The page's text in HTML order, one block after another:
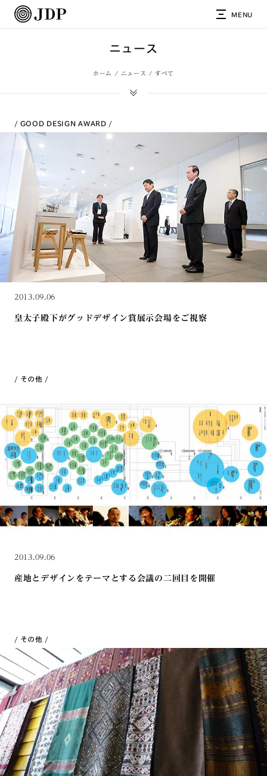
MENU
ニュース
ホーム ニュース すべて
GOOD DESIGN AWARD
2013.09.06
皇太子殿下がグッドデザイン賞展示会場をご視察
その他
2013.09.06
産地とデザインをテーマとする会議の二回目を開催
その他